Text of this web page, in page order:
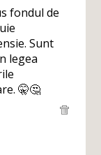
fondul de
Sunt
legea
🤫🤔